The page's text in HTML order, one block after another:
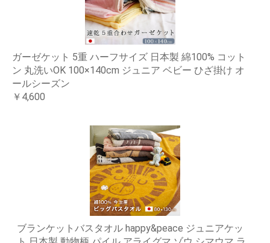
ガーゼケット 5重 ハーフサイズ 日本製 綿100% コット
ン 丸洗いOK 100×140cm ジュニア ベビー ひざ掛け オ
ールシーズン
￥4,600
ブランケットバスタオル happy&peace ジュニアケッ